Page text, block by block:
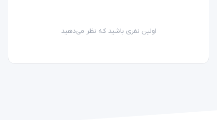
اولین نفری باشید که نظر می‌دهید